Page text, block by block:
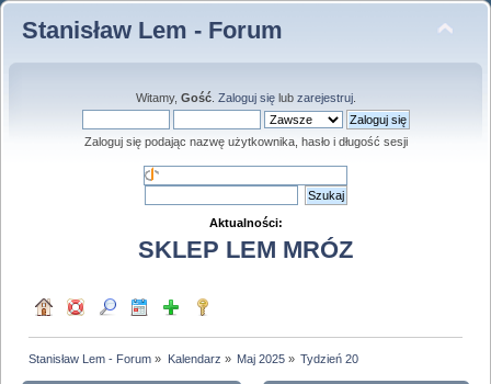
Stanisław Lem - Forum
Witamy, Gość. Zaloguj sięlub zarejestruj.
Zaloguj się podając nazwę użytkownika, hasło i długość sesji
Aktualności:
SKLEP LEM MRÓZ
Stanisław Lem - Forum » Kalendarz » Maj 2025» Tydzień 20